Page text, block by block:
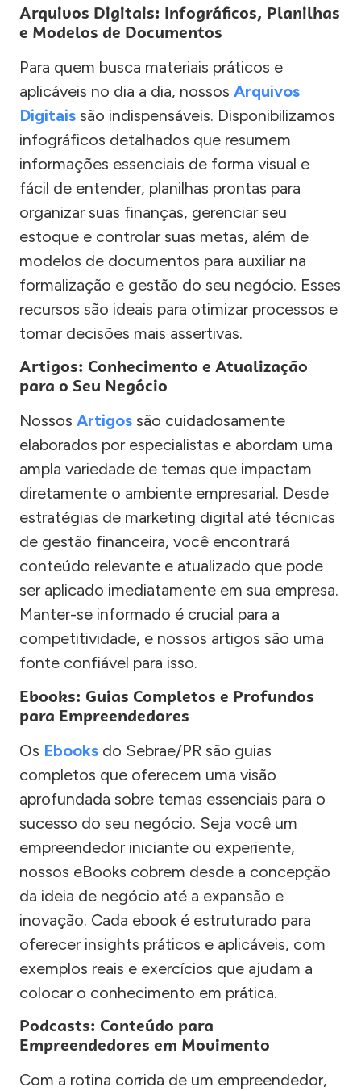
Arquivos Digitais: Infográficos, Planilhas
e Modelos de Documentos
Para quem busca materiais práticos e
aplicáveis no dia a dia, nossos Arquivos
Digitais são indispensáveis. Disponibilizamos
infográficos detalhados que resumem
informações essenciais de forma visual e
fácil de entender, planilhas prontas para
organizar suas finanças, gerenciar seu
estoque e controlar suas metas, além de
modelos de documentos para auxiliar na
formalização e gestão do seu negócio. Esses
recursos são ideais para otimizar processos e
tomar decisões mais assertivas.
Artigos: Conhecimento e Atualização
para o Seu Negócio
Nossos Artigos são cuidadosamente
elaborados por especialistas e abordam uma
ampla variedade de temas que impactam
diretamente o ambiente empresarial. Desde
estratégias de marketing digital até técnicas
de gestão financeira, você encontrará
conteúdo relevante e atualizado que pode
ser aplicado imediatamente em sua empresa.
Manter-se informado é crucial para a
competitividade, e nossos artigos são uma
fonte confiável para isso.
Ebooks: Guias Completos e Profundos
para Empreendedores
Os Ebooks do Sebrae/PR são guias
completos que oferecem uma visão
aprofundada sobre temas essenciais para o
sucesso do seu negócio. Seja você um
empreendedor iniciante ou experiente,
nossos eBooks cobrem desde a concepção
da ideia de negócio até a expansão e
inovação. Cada ebook é estruturado para
oferecer insights práticos e aplicáveis, com
exemplos reais e exercícios que ajudam a
colocar o conhecimento em prática.
Podcasts: Conteúdo para
Empreendedores em Movimento
Com a rotina corrida de um empreendedor,